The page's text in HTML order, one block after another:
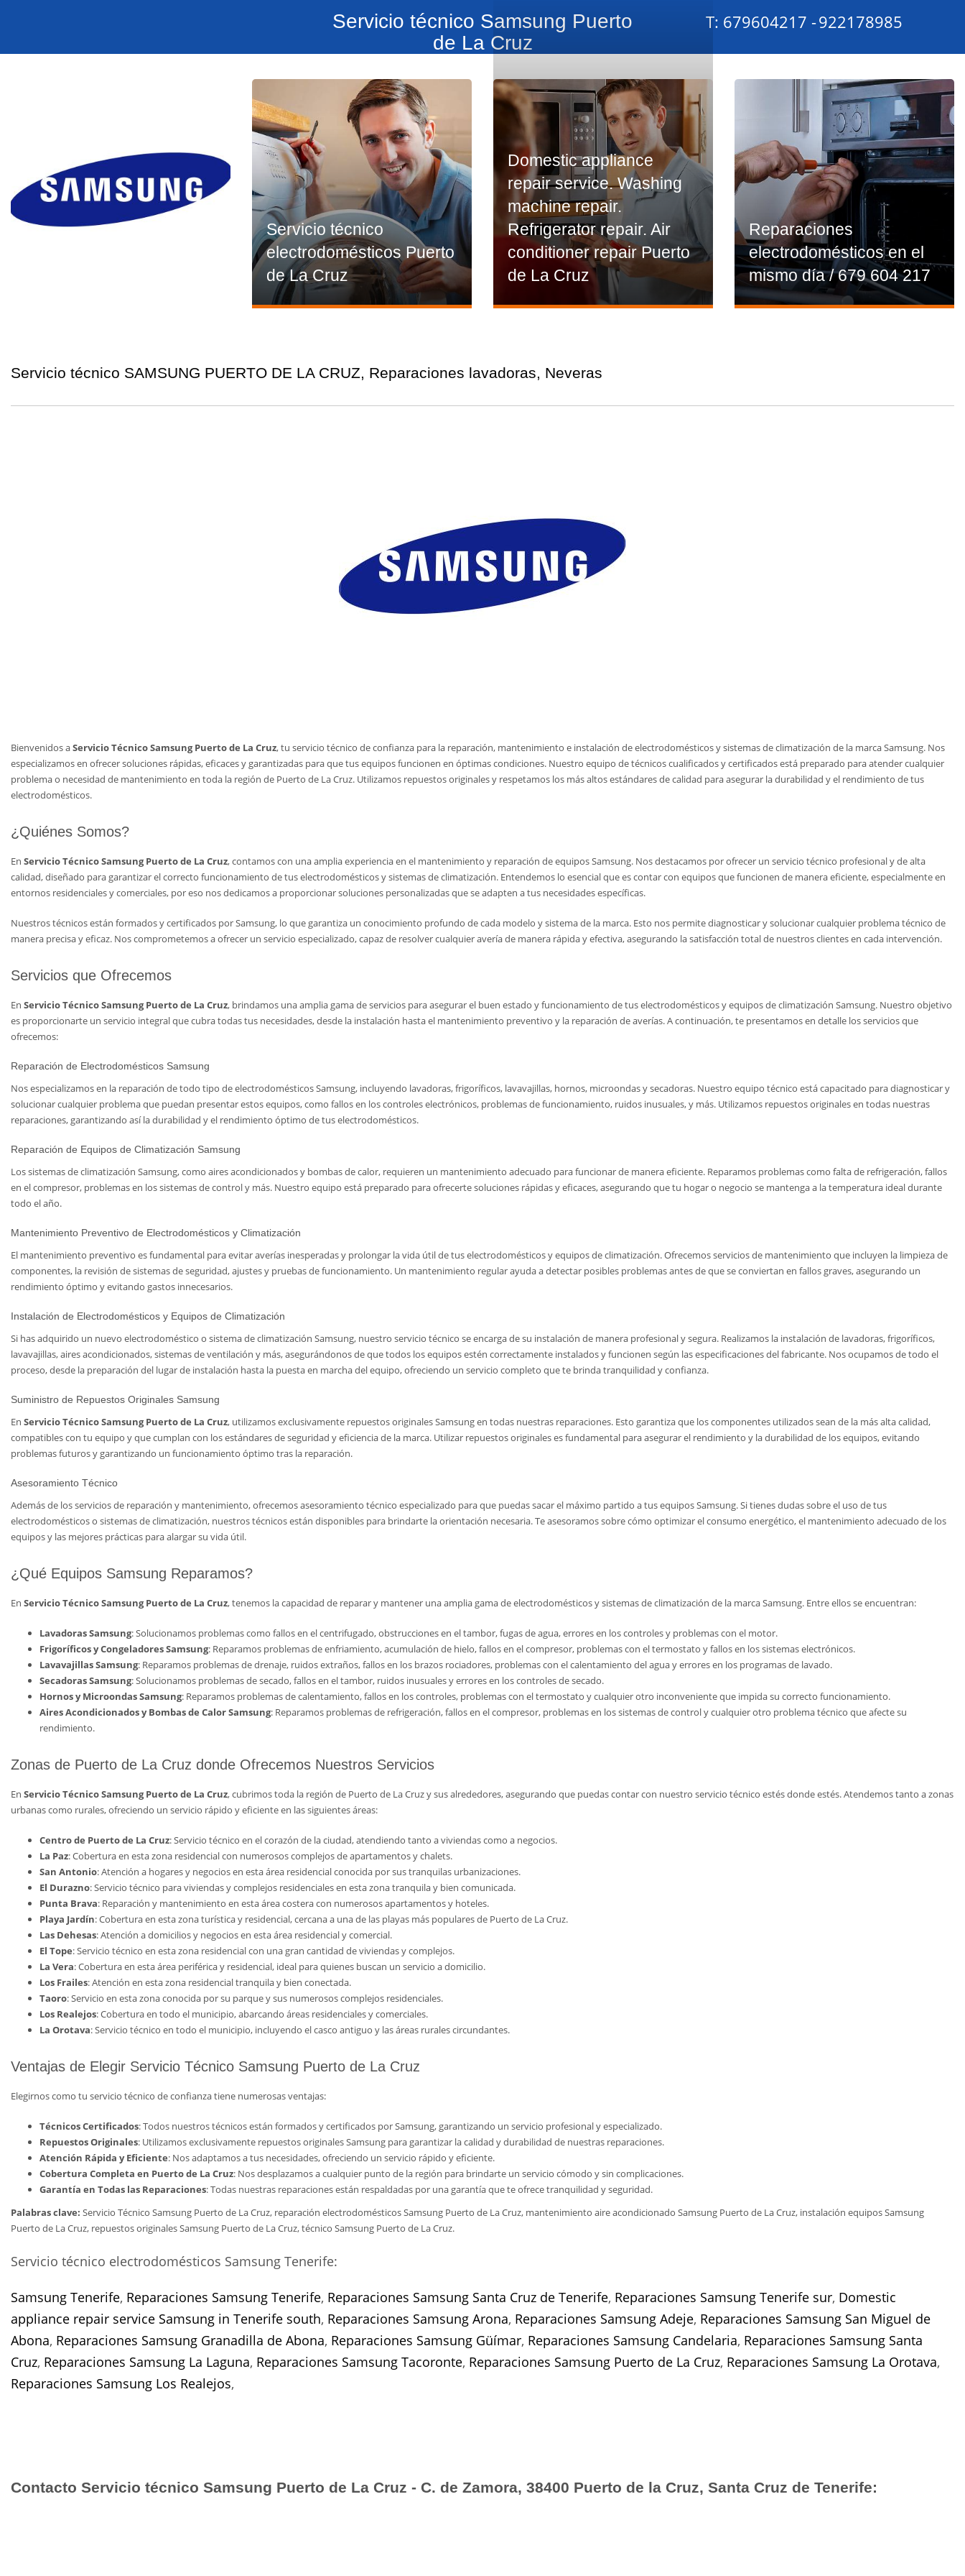
Servicio técnico Samsung Puerto
de La Cruz
T: 679604217 -922178985
Servicio técnico
electrodomésticos Puerto
de La Cruz
Domestic appliance
repair service. Washing
machine repair.
Refrigerator repair. Air
conditioner repair Puerto
de La Cruz
Reparaciones
electrodomésticos en el
mismo día / 679 604 217
Servicio técnico SAMSUNG PUERTO DE LA CRUZ, Reparaciones lavadoras, Neveras
Bienvenidos aServicio Técnico Samsung Puerto de La Cruz, tu servicio técnico de confianza para la reparación, mantenimiento e instalación de electrodomésticos y sistemas de climatización de la marca Samsung. Nos
especializamos en ofrecer soluciones rápidas, eficaces y garantizadas para que tus equipos funcionen en óptimas condiciones. Nuestro equipo de técnicos cualificados y certificados está preparado para atender cualquier
problema o necesidad de mantenimiento en toda la región de Puerto de La Cruz. Utilizamos repuestos originales y respetamos los más altos estándares de calidad para asegurar la durabilidad y el rendimiento de tus
electrodomésticos.
¿Quiénes Somos?
En Servicio Técnico Samsung Puerto de La Cruz, contamos con una amplia experiencia en el mantenimiento y reparación de equipos Samsung. Nos destacamos por ofrecer un servicio técnico profesional y de alta
calidad, diseñado para garantizar el correcto funcionamiento de tus electrodomésticos y sistemas de climatización. Entendemos lo esencial que es contar con equipos que funcionen de manera eficiente, especialmente en
entornos residenciales y comerciales, por eso nos dedicamos a proporcionar soluciones personalizadas que se adapten a tus necesidades específicas.
Nuestros técnicos están formados y certificados por Samsung, lo que garantiza un conocimiento profundo de cada modelo y sistema de la marca. Esto nos permite diagnosticar y solucionar cualquier problema técnico de
manera precisa y eficaz. Nos comprometemos a ofrecer un servicio especializado, capaz de resolver cualquier avería de manera rápida y efectiva, asegurando la satisfacción total de nuestros clientes en cada intervención.
Servicios que Ofrecemos
En Servicio Técnico Samsung Puerto de La Cruz, brindamos una amplia gama de servicios para asegurar el buen estado y funcionamiento de tus electrodomésticos y equipos de climatización Samsung. Nuestro objetivo
es proporcionarte un servicio integral que cubra todas tus necesidades, desde la instalación hasta el mantenimiento preventivo y la reparación de averías. A continuación, te presentamos en detalle los servicios que
ofrecemos:
Reparación de Electrodomésticos Samsung
Nos especializamos en la reparación de todo tipo de electrodomésticos Samsung, incluyendo lavadoras, frigoríficos, lavavajillas, hornos, microondas y secadoras. Nuestro equipo técnico está capacitado para diagnosticar y
solucionar cualquier problema que puedan presentar estos equipos, como fallos en los controles electrónicos, problemas de funcionamiento, ruidos inusuales, y más. Utilizamos repuestos originales en todas nuestras
reparaciones, garantizando así la durabilidad y el rendimiento óptimo de tus electrodomésticos.
Reparación de Equipos de Climatización Samsung
Los sistemas de climatización Samsung, como aires acondicionados y bombas de calor, requieren un mantenimiento adecuado para funcionar de manera eficiente. Reparamos problemas como falta de refrigeración, fallos
en el compresor, problemas en los sistemas de control y más. Nuestro equipo está preparado para ofrecerte soluciones rápidas y eficaces, asegurando que tu hogar o negocio se mantenga a la temperatura ideal durante
todo el año.
Mantenimiento Preventivo de Electrodomésticos y Climatización
El mantenimiento preventivo es fundamental para evitar averías inesperadas y prolongar la vida útil de tus electrodomésticos y equipos de climatización. Ofrecemos servicios de mantenimiento que incluyen la limpieza de
componentes, la revisión de sistemas de seguridad, ajustes y pruebas de funcionamiento. Un mantenimiento regular ayuda a detectar posibles problemas antes de que se conviertan en fallos graves, asegurando un
rendimiento óptimo y evitando gastos innecesarios.
Instalación de Electrodomésticos y Equipos de Climatización
Si has adquirido un nuevo electrodoméstico o sistema de climatización Samsung, nuestro servicio técnico se encarga de su instalación de manera profesional y segura. Realizamos la instalación de lavadoras, frigoríficos,
lavavajillas, aires acondicionados, sistemas de ventilación y más, asegurándonos de que todos los equipos estén correctamente instalados y funcionen según las especificaciones del fabricante. Nos ocupamos de todo el
proceso, desde la preparación del lugar de instalación hasta la puesta en marcha del equipo, ofreciendo un servicio completo que te brinda tranquilidad y confianza.
Suministro de Repuestos Originales Samsung
En Servicio Técnico Samsung Puerto de La Cruz, utilizamos exclusivamente repuestos originales Samsung en todas nuestras reparaciones. Esto garantiza que los componentes utilizados sean de la más alta calidad,
compatibles con tu equipo y que cumplan con los estándares de seguridad y eficiencia de la marca. Utilizar repuestos originales es fundamental para asegurar el rendimiento y la durabilidad de los equipos, evitando
problemas futuros y garantizando un funcionamiento óptimo tras la reparación.
Asesoramiento Técnico
Además de los servicios de reparación y mantenimiento, ofrecemos asesoramiento técnico especializado para que puedas sacar el máximo partido a tus equipos Samsung. Si tienes dudas sobre el uso de tus
electrodomésticos o sistemas de climatización, nuestros técnicos están disponibles para brindarte la orientación necesaria. Te asesoramos sobre cómo optimizar el consumo energético, el mantenimiento adecuado de los
equipos y las mejores prácticas para alargar su vida útil.
¿Qué Equipos Samsung Reparamos?
En Servicio Técnico Samsung Puerto de La Cruz, tenemos la capacidad de reparar y mantener una amplia gama de electrodomésticos y sistemas de climatización de la marca Samsung. Entre ellos se encuentran:
Lavadoras Samsung: Solucionamos problemas como fallos en el centrifugado, obstrucciones en el tambor, fugas de agua, errores en los controles y problemas con el motor.
Frigoríficos y Congeladores Samsung: Reparamos problemas de enfriamiento, acumulación de hielo, fallos en el compresor, problemas con el termostato y fallos en los sistemas electrónicos.
Lavavajillas Samsung: Reparamos problemas de drenaje, ruidos extraños, fallos en los brazos rociadores, problemas con el calentamiento del agua y errores en los programas de lavado.
Secadoras Samsung: Solucionamos problemas de secado, fallos en el tambor, ruidos inusuales y errores en los controles de secado.
Hornos y Microondas Samsung: Reparamos problemas de calentamiento, fallos en los controles, problemas con el termostato y cualquier otro inconveniente que impida su correcto funcionamiento.
Aires Acondicionados y Bombas de Calor Samsung: Reparamos problemas de refrigeración, fallos en el compresor, problemas en los sistemas de control y cualquier otro problema técnico que afecte su
rendimiento.
Zonas de Puerto de La Cruz donde Ofrecemos Nuestros Servicios
En Servicio Técnico Samsung Puerto de La Cruz, cubrimos toda la región de Puerto de La Cruz y sus alrededores, asegurando que puedas contar con nuestro servicio técnico estés donde estés. Atendemos tanto a zonas
urbanas como rurales, ofreciendo un servicio rápido y eficiente en las siguientes áreas:
Centro de Puerto de La Cruz: Servicio técnico en el corazón de la ciudad, atendiendo tanto a viviendas como a negocios.
La Paz: Cobertura en esta zona residencial con numerosos complejos de apartamentos y chalets.
San Antonio: Atención a hogares y negocios en esta área residencial conocida por sus tranquilas urbanizaciones.
El Durazno: Servicio técnico para viviendas y complejos residenciales en esta zona tranquila y bien comunicada.
Punta Brava: Reparación y mantenimiento en esta área costera con numerosos apartamentos y hoteles.
Playa Jardín: Cobertura en esta zona turística y residencial, cercana a una de las playas más populares de Puerto de La Cruz.
Las Dehesas: Atención a domicilios y negocios en esta área residencial y comercial.
El Tope: Servicio técnico en esta zona residencial con una gran cantidad de viviendas y complejos.
La Vera: Cobertura en esta área periférica y residencial, ideal para quienes buscan un servicio a domicilio.
Los Frailes: Atención en esta zona residencial tranquila y bien conectada.
Taoro: Servicio en esta zona conocida por su parque y sus numerosos complejos residenciales.
Los Realejos: Cobertura en todo el municipio, abarcando áreas residenciales y comerciales.
La Orotava: Servicio técnico en todo el municipio, incluyendo el casco antiguo y las áreas rurales circundantes.
Ventajas de Elegir Servicio Técnico Samsung Puerto de La Cruz
Elegirnos como tu servicio técnico de confianza tiene numerosas ventajas:
Técnicos Certificados: Todos nuestros técnicos están formados y certificados por Samsung, garantizando un servicio profesional y especializado.
Repuestos Originales: Utilizamos exclusivamente repuestos originales Samsung para garantizar la calidad y durabilidad de nuestras reparaciones.
Atención Rápida y Eficiente: Nos adaptamos a tus necesidades, ofreciendo un servicio rápido y eficiente.
Cobertura Completa en Puerto de La Cruz: Nos desplazamos a cualquier punto de la región para brindarte un servicio cómodo y sin complicaciones.
Garantía en Todas las Reparaciones: Todas nuestras reparaciones están respaldadas por una garantía que te ofrece tranquilidad y seguridad.
Palabras clave: Servicio Técnico Samsung Puerto de La Cruz, reparación electrodomésticos Samsung Puerto de La Cruz, mantenimiento aire acondicionado Samsung Puerto de La Cruz, instalación equipos Samsung
Puerto de La Cruz, repuestos originales Samsung Puerto de La Cruz, técnico Samsung Puerto de La Cruz.
Servicio técnico electrodomésticos Samsung Tenerife:
Samsung Tenerife, Reparaciones Samsung Tenerife, Reparaciones Samsung Santa Cruz de Tenerife, Reparaciones Samsung Tenerife sur, Domestic
appliance repair service Samsung in Tenerife south, Reparaciones Samsung Arona, Reparaciones Samsung Adeje, Reparaciones Samsung San Miguel de
Abona, Reparaciones Samsung Granadilla de Abona, Reparaciones Samsung Güímar, Reparaciones Samsung Candelaria, Reparaciones Samsung Santa
Cruz, Reparaciones Samsung La Laguna, Reparaciones Samsung Tacoronte, Reparaciones Samsung Puerto de La Cruz, Reparaciones Samsung La Orotava,
Reparaciones Samsung Los Realejos,
Contacto Servicio técnico Samsung Puerto de La Cruz - C. de Zamora, 38400 Puerto de la Cruz, Santa Cruz de Tenerife: